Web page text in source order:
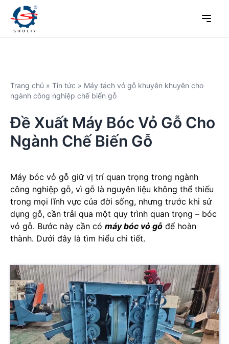
Trang chủ » Tin tức » Máy tách vỏ gỗ khuyên khuyên cho
ngành công nghiệp chế biến gỗ
Đề Xuất Máy Bóc Vỏ Gỗ Cho
Ngành Chế Biến Gỗ
Máy bóc vỏ gỗ giữ vị trí quan trọng trong ngành
công nghiệp gỗ, vì gỗ là nguyên liệu không thể thiếu
trong mọi lĩnh vực của đời sống, nhưng trước khi sử
dụng gỗ, cần trải qua một quy trình quan trọng – bóc
vỏ gỗ. Bước này cần có máy bóc vỏ gỗ để hoàn
thành. Dưới đây là tìm hiểu chi tiết.